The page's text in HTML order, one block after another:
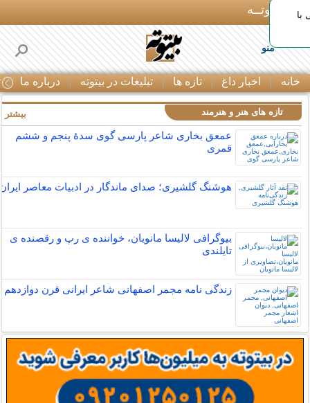
بـیتوتــه
منو
خانه اخبار داغ تازه ها تبلیغات در بیتوته درباره ما
با
تازه های هنر و هنرمند
عمعق بخاری شاعر پارسی گوی سدهٔ پنجم و ششم
قمری
هوشنگ گلشیری؛ صدای ماندگار در ادبیات معاصر
بیوگرافی لالیسا مانویان، خواننده ی رپ و رقصنده ی
تایلندی
زندگی نامه مجمر اصفهانی شاعر ایرانی قرن دوازدهم
بیشتر